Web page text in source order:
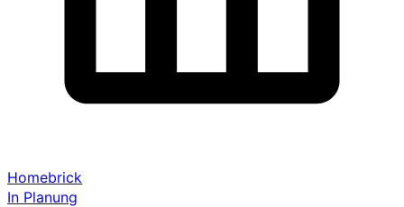
Homebrick
In Planung